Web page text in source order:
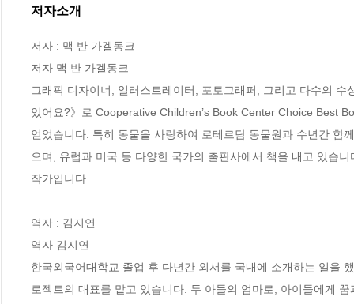
저자소개
저자 : 맥 반 가겔동크
저자 맥 반 가겔동크
그래픽 디자이너, 일러스트레이터, 포토그래퍼, 그리고 다수의
있어요?》로 Cooperative Children’s Book Center Choice Best
얻었습니다. 특히 동물을 사랑하여 로테르담 동물원과 수년간 함
으며, 유럽과 미국 등 다양한 국가의 출판사에서 책을 내고 있습
작가입니다.
역자 : 김지연
역자 김지연
한국외국어대학교 졸업 후 다년간 외서를 국내에 소개하는 일을
로젝트의 대표를 맡고 있습니다. 두 아들의 엄마로, 아이들에게